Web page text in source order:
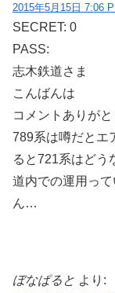
2015年5月15日 7:06
SECRET: 0
PASS:
志木鉄道さま
こんばんは
コメントありが
789系は噂だとエ
ると721系はど
道内での運用っ
ん…
ぼなぱると より: